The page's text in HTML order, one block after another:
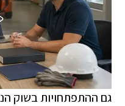
גם ההתפתחויות בשוק